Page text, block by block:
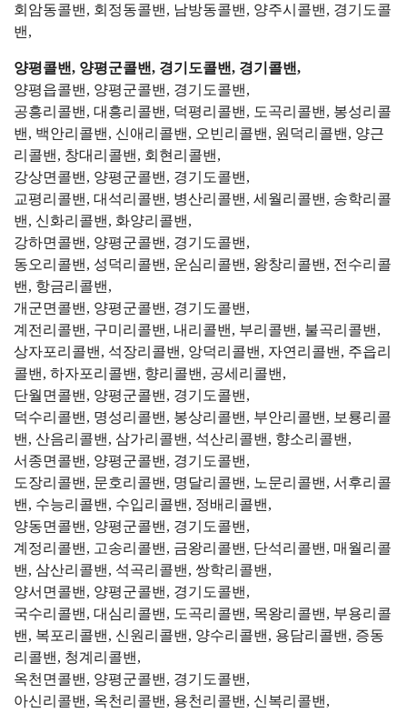
회암동콜밴, 회정동콜밴, 남방동콜밴, 양주시콜밴, 경기도콜
밴,
양평콜밴, 양평군콜밴, 경기도콜밴, 경기콜밴,
양평읍콜밴, 양평군콜밴, 경기도콜밴,
공흥리콜밴, 대흥리콜밴, 덕평리콜밴, 도곡리콜밴, 봉성리콜
밴, 백안리콜밴, 신애리콜밴, 오빈리콜밴, 원덕리콜밴, 양근
리콜밴, 창대리콜밴, 회현리콜밴,
강상면콜밴, 양평군콜밴, 경기도콜밴,
교평리콜밴, 대석리콜밴, 병산리콜밴, 세월리콜밴, 송학리콜
밴, 신화리콜밴, 화양리콜밴,
강하면콜밴, 양평군콜밴, 경기도콜밴,
동오리콜밴, 성덕리콜밴, 운심리콜밴, 왕창리콜밴, 전수리콜
밴, 항금리콜밴,
개군면콜밴, 양평군콜밴, 경기도콜밴,
계전리콜밴, 구미리콜밴, 내리콜밴, 부리콜밴, 불곡리콜밴,
상자포리콜밴, 석장리콜밴, 앙덕리콜밴, 자연리콜밴, 주읍리
콜밴, 하자포리콜밴, 향리콜밴, 공세리콜밴,
단월면콜밴, 양평군콜밴, 경기도콜밴,
덕수리콜밴, 명성리콜밴, 봉상리콜밴, 부안리콜밴, 보룡리콜
밴, 산음리콜밴, 삼가리콜밴, 석산리콜밴, 향소리콜밴,
서종면콜밴, 양평군콜밴, 경기도콜밴,
도장리콜밴, 문호리콜밴, 명달리콜밴, 노문리콜밴, 서후리콜
밴, 수능리콜밴, 수입리콜밴, 정배리콜밴,
양동면콜밴, 양평군콜밴, 경기도콜밴,
계정리콜밴, 고송리콜밴, 금왕리콜밴, 단석리콜밴, 매월리콜
밴, 삼산리콜밴, 석곡리콜밴, 쌍학리콜밴,
양서면콜밴, 양평군콜밴, 경기도콜밴,
국수리콜밴, 대심리콜밴, 도곡리콜밴, 목왕리콜밴, 부용리콜
밴, 복포리콜밴, 신원리콜밴, 양수리콜밴, 용담리콜밴, 증동
리콜밴, 청계리콜밴,
옥천면콜밴, 양평군콜밴, 경기도콜밴,
아신리콜밴, 옥천리콜밴, 용천리콜밴, 신복리콜밴,